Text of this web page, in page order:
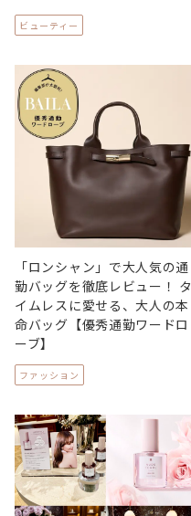
ビューティー
「ロンシャン」で大人気の通
勤バッグを徹底レビュー！ タ
イムレスに愛せる、大人の本
命バッグ【優秀通勤ワードロ
ーブ】
ファッション